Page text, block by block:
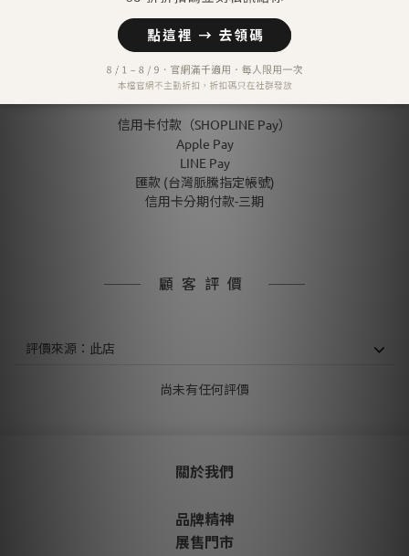
宅配到府（金門／馬祖／澎湖 外島地區除外）
金門／馬祖／澎湖 等外島地區（郵寄）
信用卡付款（SHOPLINE Pay）
Apple Pay
LINE Pay
匯款 (台灣脈騰指定帳號)
信用卡分期付款-三期
顧客評價
尚未有任何評價
關於我們
品牌精神
展售門市